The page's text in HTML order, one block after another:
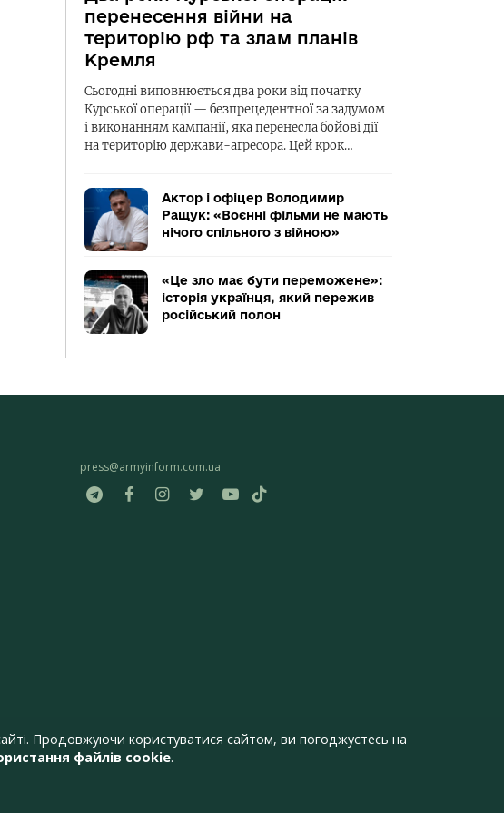
перенесення війни на
територію рф та злам планів
Кремля
Сьогодні виповнюється два роки від початку
Курської операції — безпрецедентної за задумом
і виконанням кампанії, яка перенесла бойові дії
на територію держави-агресора. Цей крок…
Актор і офіцер Володимир
Ращук: «Воєнні фільми не мають
нічого спільного з війною»
«Це зло має бути переможене»:
історія українця, який пережив
російський полон
press@armyinform.com.ua
Продовжуючи користуватися сайтом, ви погоджуєтесь на
файлів cookie.